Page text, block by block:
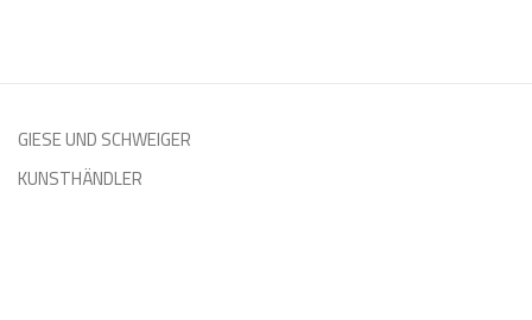
GIESE UND SCHWEIGER
KUNSTHÄNDLER